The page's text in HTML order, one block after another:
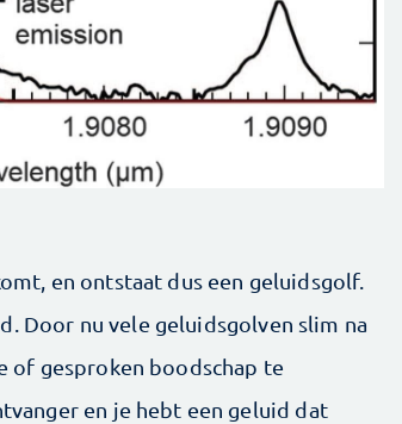
en ontstaat dus een geluidsgolf.
Door nu vele geluidsgolven slim na
of gesproken boodschap te
en je hebt een geluid dat